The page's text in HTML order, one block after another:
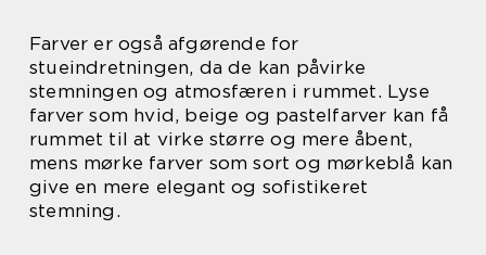
Farver er også afgørende for
stueindretningen, da de kan påvirke
stemningen og atmosfæren i rummet. Lyse
farver som hvid, beige og pastelfarver kan få
rummet til at virke større og mere åbent,
mens mørke farver som sort og mørkeblå kan
give en mere elegant og sofistikeret
stemning.